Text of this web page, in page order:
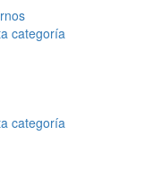
categoría
categoría